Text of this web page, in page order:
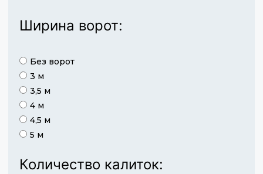
Ширина ворот:
Без ворот
3 м
3,5 м
4 м
4,5 м
5 м
Количество калиток: